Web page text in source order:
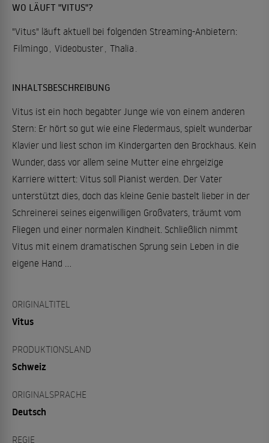
WO LÄUFT "VITUS"?
"Vitus" läuft aktuell bei folgenden Streaming-Anbietern:
Filmingo Videobuster Thalia
INHALTSBESCHREIBUNG
Vitus ist ein hoch begabter Junge wie von einem anderen
Stern: Er hört so gut wie eine Fledermaus, spielt wunderbar
Klavier und liest schon im Kindergarten den Brockhaus. Kein
Wunder, dass vor allem seine Mutter eine ehrgeizige
Karriere wittert: Vitus soll Pianist werden. Der Vater
unterstützt dies, doch das kleine Genie bastelt lieber in der
Schreinerei seines eigenwilligen Großvaters, träumt vom
Fliegen und einer normalen Kindheit. Schließlich nimmt
Vitus mit einem dramatischen Sprung sein Leben in die
eigene Hand ...
ORIGINALTITEL
Vitus
PRODUKTIONSLAND
Schweiz
ORIGINALSPRACHE
Deutsch
REGIE